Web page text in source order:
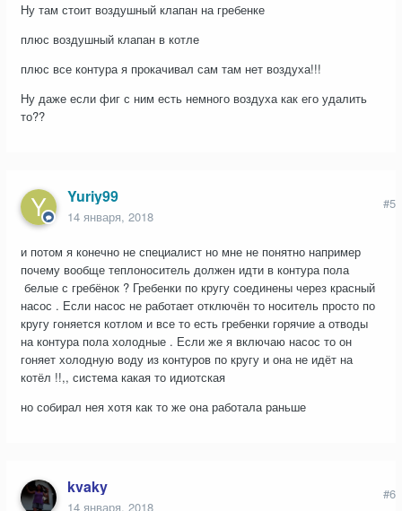
Ну там стоит воздушный клапан на гребенке
плюс воздушный клапан в котле
плюс все контура я прокачивал сам там нет воздуха!!!
Ну даже если фиг с ним есть немного воздуха как его удалить
то??
Yuriy99
14 января, 2018
#5
и потом я конечно не специалист но мне не понятно например
почему вообще теплоноситель должен идти в контура пола
белые с гребёнок ? Гребенки по кругу соединены через красный
насос . Если насос не работает отключён то носитель просто по
кругу гоняется котлом и все то есть гребенки горячие а отводы
на контура пола холодные . Если же я включаю насос то он
гоняет холодную воду из контуров по кругу и она не идёт на
котёл !!,, система какая то идиотская
но собирал нея хотя как то же она работала раньше
kvaky
14 января, 2018
#6